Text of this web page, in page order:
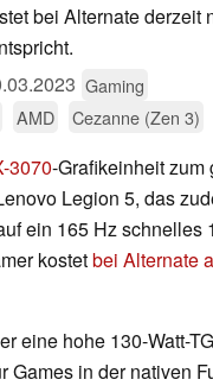
bei Alternate derzeit
Gaming
AMD Cezanne (Zen 3)
3070-Grafikeinheit zum
Legion 5, das
ein 165 Hz schnelles
kostetbei Alternate
eine hohe 130-Watt-
Games in der nativen